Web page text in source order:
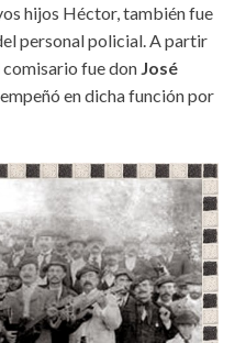
hijos Héctor, también fue
personal policial. A partir
fue don José
en dicha función por